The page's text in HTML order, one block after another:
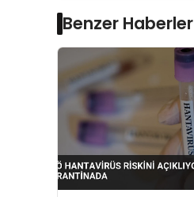
Benzer Haberler